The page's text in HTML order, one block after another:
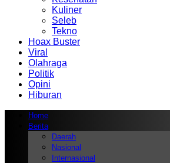
Kuliner
Seleb
Tekno
Hoax Buster
Viral
Olahraga
Politik
Opini
Hiburan
Home
Berita
Daerah
Nasional
Internasional